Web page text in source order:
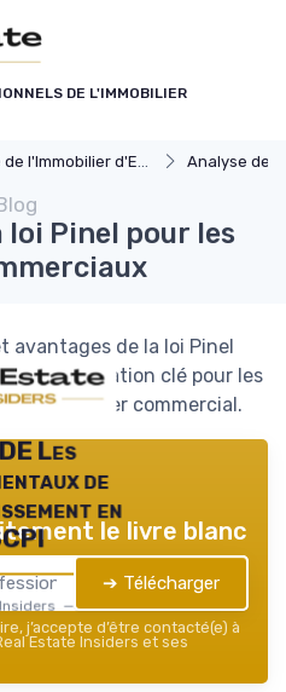
DE L'IMMOBILIER
l'Immobilier d'Entreprise Analyse des
Pinel pour les
avantages de la loi Pinel
une législation clé pour les
immobilier commercial.
Les
de
en
Insiders — 2026
le livre blanc
➔ Télécharger
j’accepte d’être contacté(e) à
Estate Insiders et ses